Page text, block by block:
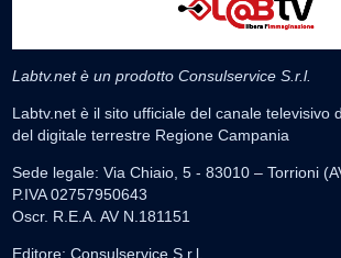
Labtv.net è un prodotto Consulservice S.r.l.
Labtv.net è il sito ufficiale del canale televisivo
del digitale terrestre Regione Campania
Sede legale: Via Chiaio, 5 - 83010 – Torrioni
P.IVA 02757950643
Oscr. R.E.A. AV N.181151
Editore: Consulservice S.r.l.